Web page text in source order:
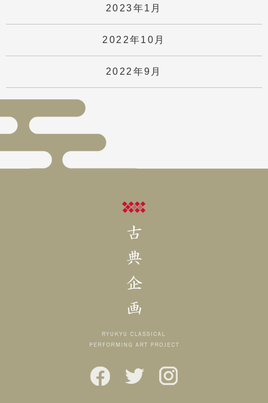
2023年1月
2022年10月
2022年9月